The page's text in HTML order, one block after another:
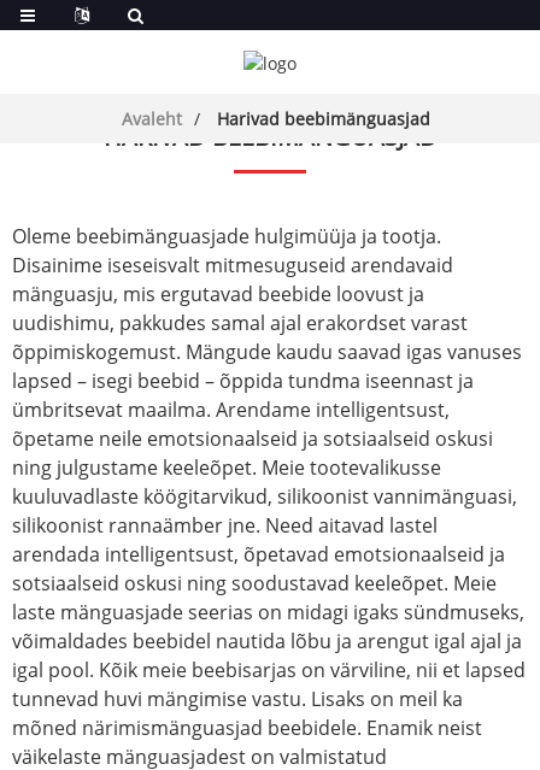
Avaleht Harivad beebimänguasjad
HARIVAD BEEBIMÄNGUASJAD
Oleme beebimänguasjade hulgimüüja ja tootja.
Disainime iseseisvalt mitmesuguseid arendavaid
mänguasju, mis ergutavad beebide loovust ja
uudishimu, pakkudes samal ajal erakordset varast
õppimiskogemust. Mängude kaudu saavad igas vanuses
lapsed – isegi beebid – õppida tundma iseennast ja
ümbritsevat maailma. Arendame intelligentsust,
õpetame neile emotsionaalseid ja sotsiaalseid oskusi
ning julgustame keeleõpet. Meie tootevalikusse
kuuluvadlaste köögitarvikud, silikoonist vannimänguasi,
silikoonist rannaämber jne. Need aitavad lastel
arendada intelligentsust, õpetavad emotsionaalseid ja
sotsiaalseid oskusi ning soodustavad keeleõpet. Meie
laste mänguasjade seerias on midagi igaks sündmuseks,
võimaldades beebidel nautida lõbu ja arengut igal ajal ja
igal pool. Kõik meie beebisarjas on värviline, nii et lapsed
tunnevad huvi mängimise vastu. Lisaks on meil ka
mõned närimismänguasjad beebidele. Enamik neist
väikelaste mänguasjadest on valmistatud